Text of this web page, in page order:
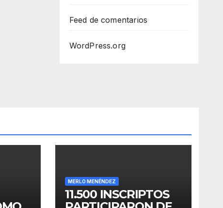
Feed de comentarios
WordPress.org
MERLO MENÉNDEZ
11.500 INSCRIPTOS